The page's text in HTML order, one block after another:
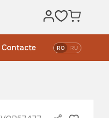
Contacte RO RU